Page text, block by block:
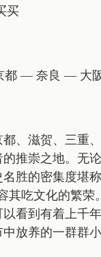
买
— 奈良 — 大
、滋贺、三重
推崇之地。无
胜的密集度堪
其吃文化的繁
以看到有着上千
中放养的一群群